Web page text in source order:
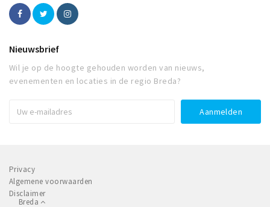
Nieuwsbrief
Wil je op de hoogte gehouden worden van nieuws,
evenementen en locaties in de regio Breda?
Privacy
Algemene voorwaarden
Disclaimer
Breda